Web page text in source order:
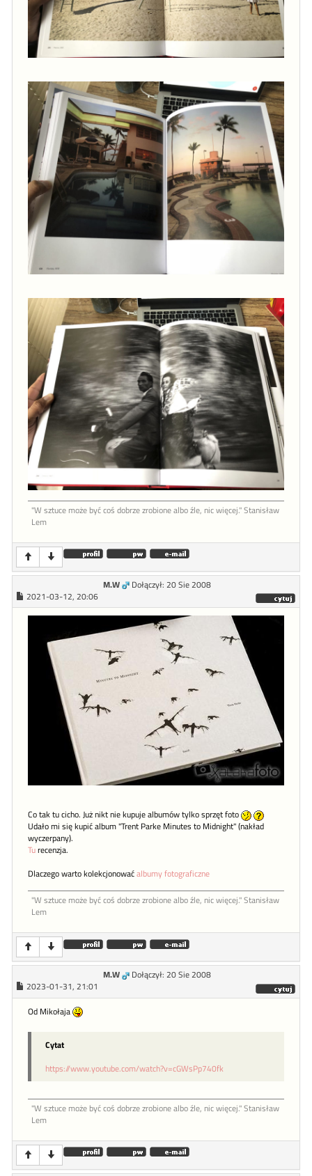
"W sztu­ce może być coś dob­rze zro­bione al­bo źle, nic więcej." Stanisław
Lem
M.W
Dołączył: 20 Sie 2008
2021-03-12, 20:06
Co tak tu cicho. Już nikt nie kupuje albumów tylko sprzęt foto
Udało mi się kupić album "Trent Parke Minutes to Midnight" (nakład
wyczerpany).
Turecenzja.
Dlaczego warto kolekcjonowaćalbumy fotograficzne
"W sztu­ce może być coś dob­rze zro­bione al­bo źle, nic więcej." Stanisław
Lem
M.W
Dołączył: 20 Sie 2008
2023-01-31, 21:01
Od Mikołaja
Cytat
https://www.youtube.com/watch?v=cGWsPp740fk
"W sztu­ce może być coś dob­rze zro­bione al­bo źle, nic więcej." Stanisław
Lem